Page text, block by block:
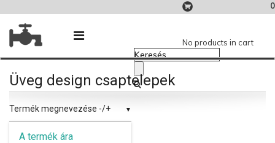
0
No products in cart
Üveg design csaptelepek
Termék megnevezése -/+
A termék ára